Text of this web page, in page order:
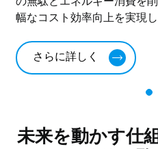
幅なコスト効率向上を実現し
さらに詳しく
未来を動かす仕